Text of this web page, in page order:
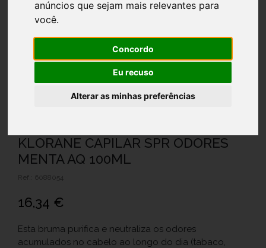
anúncios que sejam mais relevantes para
você.
Concordo
Eu recuso
Alterar as minhas preferências
KLORANE CAPILAR SPR ODORES
MENTA AQ 100ML
Ref.: 6088054
16,34 €
Esta bruma purifica e neutraliza os odores
acumulados no cabelo ao longo do dia (tabaco,